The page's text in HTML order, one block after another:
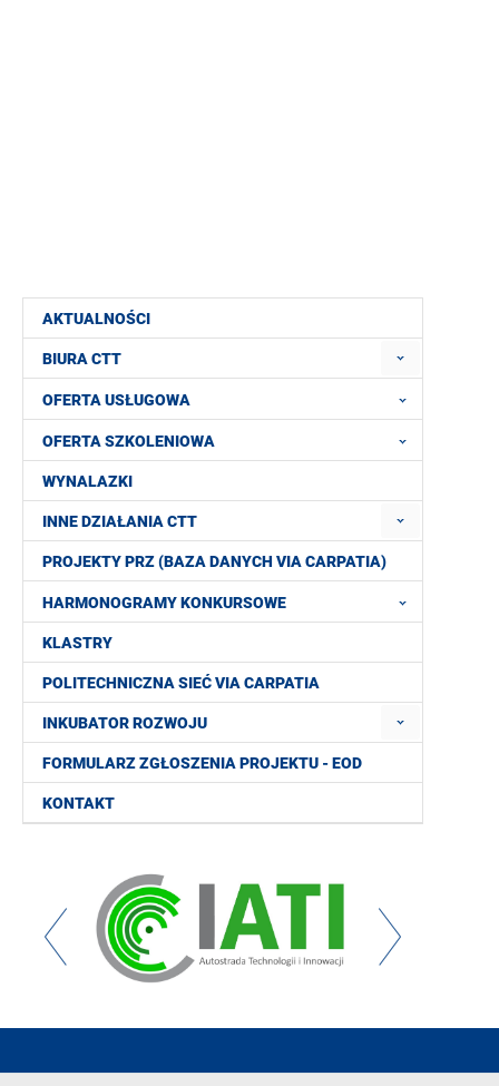
AKTUALNOŚCI
BIURA CTT
OFERTA USŁUGOWA
OFERTA SZKOLENIOWA
WYNALAZKI
INNE DZIAŁANIA CTT
PROJEKTY PRZ (BAZA DANYCH VIA CARPATIA)
HARMONOGRAMY KONKURSOWE
KLASTRY
POLITECHNICZNA SIEĆ VIA CARPATIA
INKUBATOR ROZWOJU
FORMULARZ ZGŁOSZENIA PROJEKTU - EOD
KONTAKT